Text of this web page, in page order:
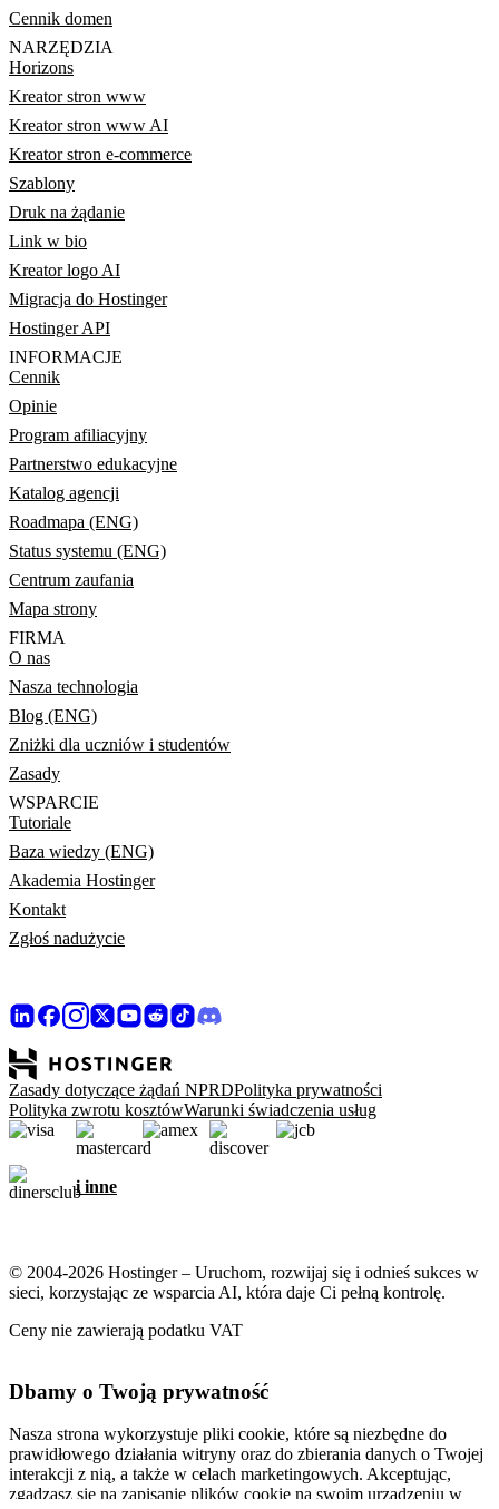
Cennik domen
NARZĘDZIA
Horizons
Kreator stron www
Kreator stron www AI
Kreator stron e-commerce
Szablony
Druk na żądanie
Link w bio
Kreator logo AI
Migracja do Hostinger
Hostinger API
INFORMACJE
Cennik
Opinie
Program afiliacyjny
Partnerstwo edukacyjne
Katalog agencji
Roadmapa (ENG)
Status systemu (ENG)
Centrum zaufania
Mapa strony
FIRMA
O nas
Nasza technologia
Blog (ENG)
Zniżki dla uczniów i studentów
Zasady
WSPARCIE
Tutoriale
Baza wiedzy (ENG)
Akademia Hostinger
Kontakt
Zgłoś nadużycie
Zasady dotyczące żądań NPRDPolityka prywatności
Polityka zwrotu kosztówWarunki świadczenia usług
i inne
© 2004-2026 Hostinger – Uruchom, rozwijaj się i odnieś sukces w
sieci, korzystając ze wsparcia AI, która daje Ci pełną kontrolę.
Ceny nie zawierają podatku VAT
Dbamy o Twoją prywatność
Nasza strona wykorzystuje pliki cookie, które są niezbędne do
prawidłowego działania witryny oraz do zbierania danych o Twojej
interakcji z nią, a także w celach marketingowych. Akceptując,
zgadzasz się na zapisanie plików cookie na swoim urządzeniu w